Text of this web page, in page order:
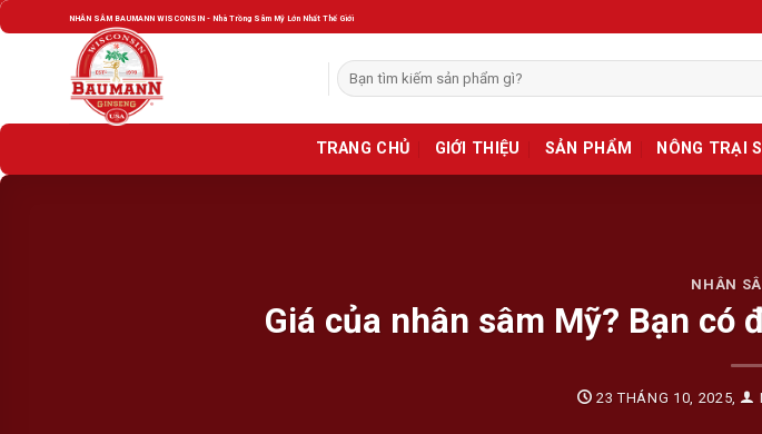
Skip
to
NHÂN SÂM BAUMANN WISCONSIN - Nhà Trồng Sâm Mỹ Lớn Nhất Thế Giới
Tìm
kiếm:
TRANG CHỦ GIỚI THIỆU SẢN PHẨM NÔNG TRẠI
NHÂN
Giá của nhân sâm Mỹ? Bạn
23 THÁNG 10, 2025